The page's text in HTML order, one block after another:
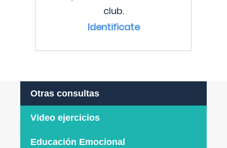
club.
Identificate
Otras consultas
Video ejercicios
Educación Emocional